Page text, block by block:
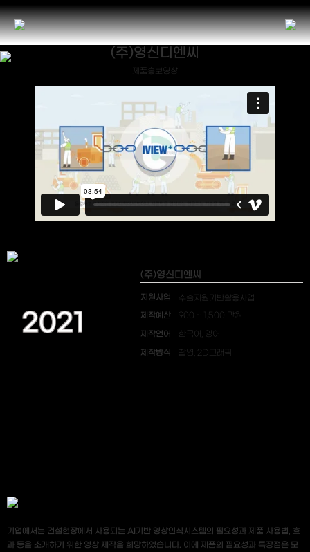
(주)영신디엔씨
제품홍보영상
2021
(주)영신디엔씨
지원사업 수출지원기반활용사업
제작예산 900 ~ 1,500 만원
제작언어 한국어, 영어
제작방식 촬영, 2D그래픽
기업에서는 건설현장에서 사용되는 AI기반 영상인식시스템의 필요성과 제품 사용법, 효
과 등을 소개하기 위한 영상 제작을 희망하였습니다. 이에 제품의 필요성과 특장점은 모